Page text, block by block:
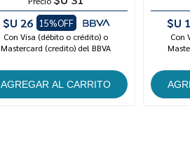
$U 26
15%OFF
Con Visa (débito o crédito) o
Mastercard (credito) del BBVA
$U
Con